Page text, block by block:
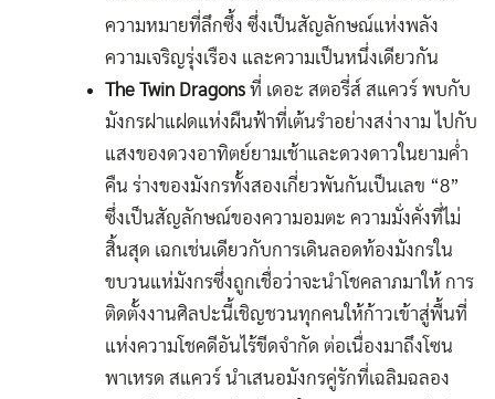
ความหมายที่ลึกซึ้ง ซึ่งเป็นสัญลักษณ์แห่งพลัง
ความเจริญรุ่งเรือง และความเป็นหนึ่งเดียวกัน
The Twin Dragonsที่ เดอะ สตอรี่ส์ สแควร์ พบกับ
มังกรฝาแฝดแห่งผืนฟ้าที่เต้นรำอย่างสง่างาม ไปกับ
แสงของดวงอาทิตย์ยามเช้าและดวงดาวในยามคํ่า
คืน ร่างของมังกรทั้งสองเกี่ยวพันกันเป็นเลข “8”
ซึ่งเป็นสัญลักษณ์ของความอมตะ ความมั่งคั่งที่ไม่
สิ้นสุด เฉกเช่นเดียวกับการเดินลอดท้องมังกรใน
ขบวนแห่มังกรซึ่งถูกเชื่อว่าจะนำโชคลาภมาให้ การ
ติดตั้งงานศิลปะนี้เชิญชวนทุกคนให้ก้าวเข้าสู่พื้นที่
แห่งความโชคดีอันไร้ขีดจำกัด ต่อเนื่องมาถึงโซน
พาเหรด สแควร์ นำเสนอมังกรคู่รักที่เฉลิมฉลอง